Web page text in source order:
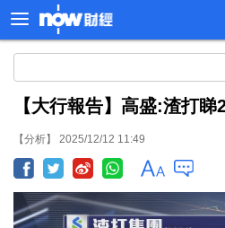
【大行報告】高盛:渣打睇
【分析】 2025/12/12 11:49